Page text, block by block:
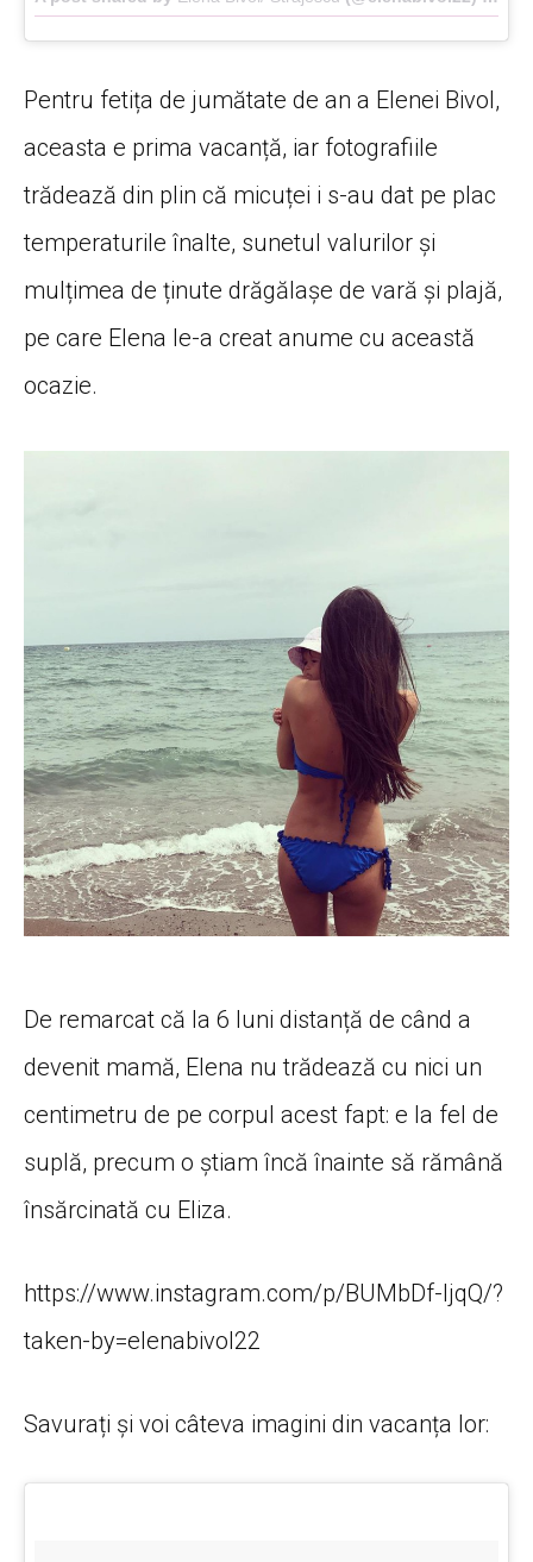
Pentru fetița de jumătate de an a Elenei Bivol,
aceasta e prima vacanță, iar fotografiile
trădează din plin că micuței i s-au dat pe plac
temperaturile înalte, sunetul valurilor și
mulțimea de ținute drăgălașe de vară și plajă,
pe care Elena le-a creat anume cu această
ocazie.
De remarcat că la 6 luni distanță de când a
devenit mamă, Elena nu trădează cu nici un
centimetru de pe corpul acest fapt: e la fel de
suplă, precum o știam încă înainte să rămână
însărcinată cu Eliza.
https://www.instagram.com/p/BUMbDf-ljqQ/?
taken-by=elenabivol22
Savurați și voi câteva imagini din vacanța lor: